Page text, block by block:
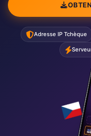
Adresse IP Tchèque